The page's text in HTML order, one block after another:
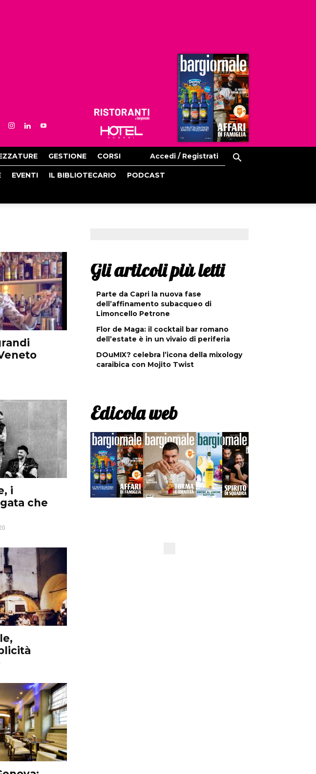
Ristoranti
Hoteldomani
GESTIONE CORSI Accedi / Registrati
EVENTI IL BIBLIOTECARIO PODCAST
i
che
Gli articoli più letti
Parte da Capri la nuova fase
dell’affinamento subacqueo di
Limoncello Petrone
Flor de Maga: il cocktail bar romano
dell’estate è in un vivaio di periferia
DOuMIX? celebra l’icona della mixology
caraibica con Mojito Twist
Edicola web